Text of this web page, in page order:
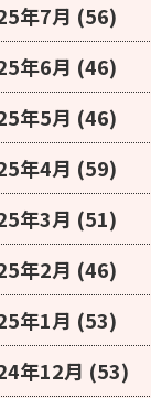
年7月 (56)
年6月 (46)
年5月 (46)
年4月 (59)
年3月 (51)
年2月 (46)
年1月 (53)
年12月 (53)